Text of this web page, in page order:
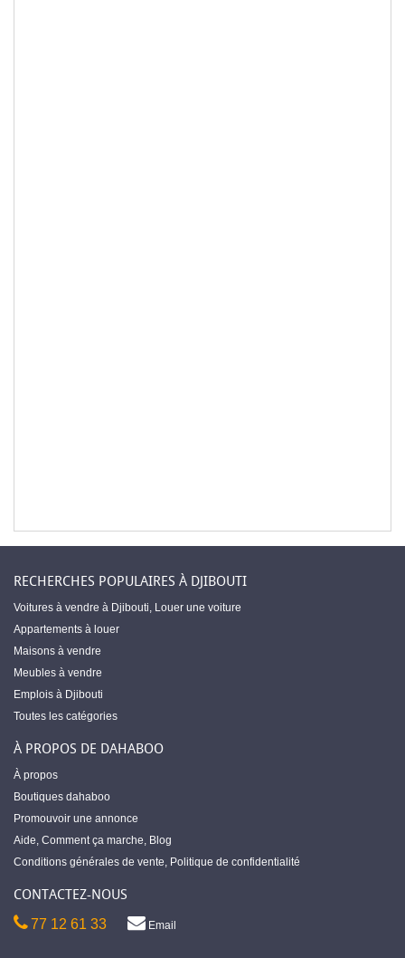
RECHERCHES POPULAIRES À DJIBOUTI
Voitures à vendre à Djibouti, Louer une voiture
Appartements à louer
Maisons à vendre
Meubles à vendre
Emplois à Djibouti
Toutes les catégories
À PROPOS DE DAHABOO
À propos
Boutiques dahaboo
Promouvoir une annonce
Aide, Comment ça marche, Blog
Conditions générales de vente, Politique de confidentialité
CONTACTEZ-NOUS
77 12 61 33 Email